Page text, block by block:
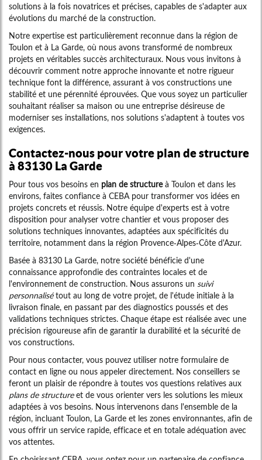
solutions à la fois novatrices et précises, capables de s'adapter aux
évolutions du marché de la construction.
Notre expertise est particulièrement reconnue dans la région de
Toulon et à La Garde, où nous avons transformé de nombreux
projets en véritables succès architecturaux. Nous vous invitons à
découvrir comment notre approche innovante et notre rigueur
technique font la différence, assurant à vos constructions une
stabilité et une pérennité éprouvées. Que vous soyez un particulier
souhaitant réaliser sa maison ou une entreprise désireuse de
moderniser ses installations, nos solutions s'adaptent à toutes vos
exigences.
Contactez-nous pour votre plan de structure
à 83130 La Garde
Pour tous vos besoins en plan de structureà Toulon et dans les
environs, faites confiance à CEBA pour transformer vos idées en
projets concrets et réussis. Notre équipe d'experts est à votre
disposition pour analyser votre chantier et vous proposer des
solutions techniques innovantes, adaptées aux spécificités du
territoire, notamment dans la région Provence-Alpes-Côte d'Azur.
Basée à 83130 La Garde, notre société bénéficie d'une
connaissance approfondie des contraintes locales et de
l'environnement de construction. Nous assurons un suivi
personnalisétout au long de votre projet, de l'étude initiale à la
livraison finale, en passant par des diagnostics poussés et des
validations techniques strictes. Chaque étape est réalisée avec une
précision rigoureuse afin de garantir la durabilité et la sécurité de
vos constructions.
Pour nous contacter, vous pouvez utiliser notre formulaire de
contact en ligne ou nous appeler directement. Nos conseillers se
feront un plaisir de répondre à toutes vos questions relatives aux
plans de structureet de vous orienter vers les solutions les mieux
adaptées à vos besoins. Nous intervenons dans l'ensemble de la
région, incluant Toulon, La Garde et les zones environnantes, afin de
vous offrir un service rapide, efficace et en totale adéquation avec
vos attentes.